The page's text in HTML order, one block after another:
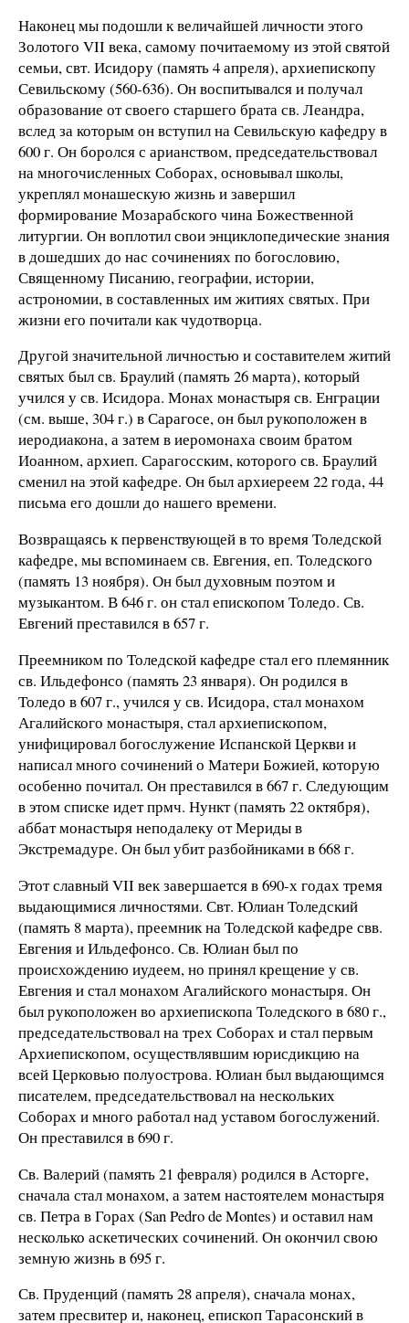
Наконец мы подошли к величайшей личности этого
Золотого VII века, самому почитаемому из этой святой
семьи, свт. Исидору (память 4 апреля), архиепископу
Севильскому (560-636). Он воспитывался и получал
образование от своего старшего брата св. Леандра,
вслед за которым он вступил на Севильскую кафедру в
600 г. Он боролся с арианством, председательствовал
на многочисленных Соборах, основывал школы,
укреплял монашескую жизнь и завершил
формирование Мозарабского чина Божественной
литургии. Он воплотил свои энциклопедические знания
в дошедших до нас сочинениях по богословию,
Священному Писанию, географии, истории,
астрономии, в составленных им житиях святых. При
жизни его почитали как чудотворца.
Другой значительной личностью и составителем житий
святых был св. Браулий (память 26 марта), который
учился у св. Исидора. Монах монастыря св. Енграции
(см. выше,304 г.) в Сарагосе, он был рукоположен в
иеродиакона, а затем в иеромонаха своим братом
Иоанном, архиеп. Сарагосским, которого св. Браулий
сменил на этой кафедре. Он был архиереем 22 года, 44
письма его дошли до нашего времени.
Возвращаясь к первенствующей в то время Толедской
кафедре, мы вспоминаем св. Евгения, еп. Толедского
(память 13 ноября). Он был духовным поэтом и
музыкантом. В646 г. он стал епископом Толедо. Св.
Евгений преставился в657 г.
Преемником по Толедской кафедре стал его племянник
св. Ильдефонсо (память 23 января). Он родился в
Толедо в607 г., учился у св. Исидора, стал монахом
Агалийского монастыря, стал архиепископом,
унифицировал богослужение Испанской Церкви и
написал много сочинений о Матери Божией, которую
особенно почитал. Он преставился в667 г. Следующим
в этом списке идет прмч. Нункт (память 22 октября),
аббат монастыря неподалеку от Мериды в
Экстремадуре. Он был убит разбойниками в668 г.
Этот славный VII век завершается в 690-х годах тремя
выдающимися личностями. Свт. Юлиан Толедский
(память 8 марта), преемник на Толедской кафедре свв.
Евгения и Ильдефонсо. Св. Юлиан был по
происхождению иудеем, но принял крещение у св.
Евгения и стал монахом Агалийского монастыря. Он
был рукоположен во архиепископа Толедского в680 г.,
председательствовал на трех Соборах и стал первым
Архиепископом, осуществлявшим юрисдикцию на
всей Церковью полуострова. Юлиан был выдающимся
писателем, председательствовал на нескольких
Соборах и много работал над уставом богослужений.
Он преставился в690 г.
Св. Валерий (память 21 февраля) родился в Асторге,
сначала стал монахом, а затем настоятелем монастыря
св. Петра в Горах (San Pedro de Montes) и оставил нам
несколько аскетических сочинений. Он окончил свою
земную жизнь в695 г.
Св. Пруденций (память 28 апреля), сначала монах,
затем пресвитер и, наконец, епископ Тарасонский в